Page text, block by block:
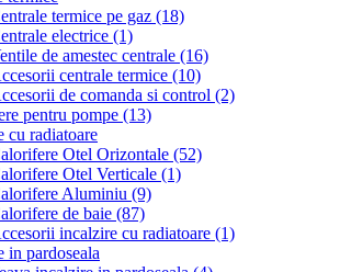
termice pe gaz (18)
electrice (1)
de amestec centrale (16)
centrale termice (10)
de comanda si control (2)
pentru pompe (13)
cu radiatoare
Otel Orizontale (52)
Otel Verticale (1)
Aluminiu (9)
de baie (87)
incalzire cu radiatoare (1)
in pardoseala